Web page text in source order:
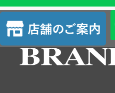
査
定
店
舗
の